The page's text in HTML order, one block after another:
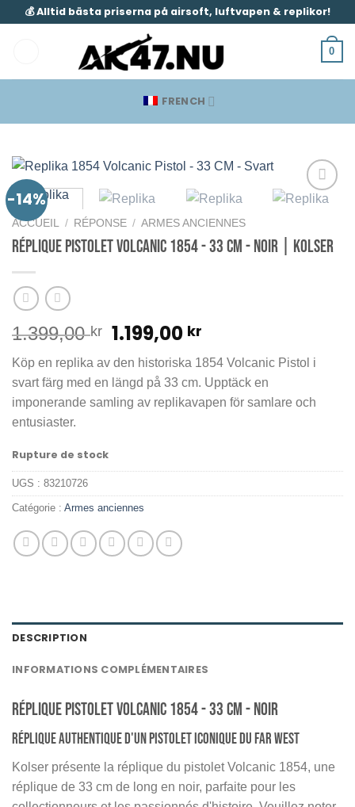
Passer💰 Alltid bästa priserna på airsoft, luftvapen & replikor!
0
FRENCH
-14%
ACCUEIL / RÉPONSE / ARMES ANCIENNES
Réplique Pistolet Volcanic 1854 - 33 CM - Noir | Kolser
1.399,00kr Le
prix
initial
était :
1.399,00 kr.
1.199,00 kr
prix
actuel
est :
1.199,00 kr.
Köp en replika av den historiska 1854 Volcanic Pistol i
svart färg med en längd på 33 cm. Upptäck en
imponerande samling av replikavapen för samlare och
entusiaster.
Rupture de stock
UGS : 83210726
Catégorie : Armes anciennes
DESCRIPTION
INFORMATIONS COMPLÉMENTAIRES
Réplique Pistolet Volcanic 1854 - 33 CM - Noir
Réplique Authentique d'un Pistolet Iconique du Far West
Kolser présente la réplique du pistolet Volcanic 1854, une
réplique de 33 cm de long en noir, parfaite pour les